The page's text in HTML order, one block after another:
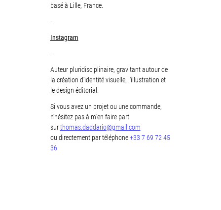
basé à Lille, France.
-
Instagram
-
Auteur pluridisciplinaire, gravitant autour de
la création d'identité visuelle, l'illustration et
le design éditorial.
Si vous avez un projet ou une commande,
n'hésitez pas à m'en faire part
surthomas.daddario@gmail.com
ou directement par téléphone+33 7 69 72 45
36